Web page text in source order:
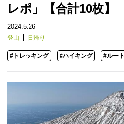
レポ」【合計10枚】
2024.5.26
登山 日帰り
#トレッキング #ハイキング #ルート